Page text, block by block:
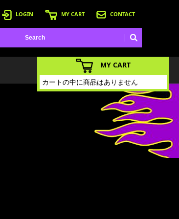
LOGIN MY CART CONTACT
MY CART
カートの中に商品はありません